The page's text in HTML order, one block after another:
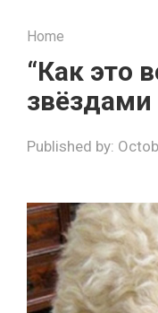
Home
“Как это
Published by: